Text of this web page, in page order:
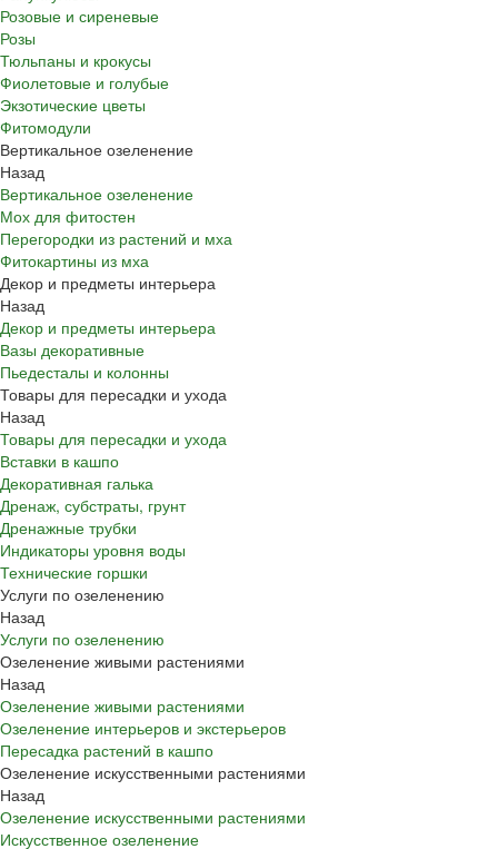
Розовые и сиреневые
Розы
Тюльпаны и крокусы
Фиолетовые и голубые
Экзотические цветы
Фитомодули
Вертикальное озеленение
Назад
Вертикальное озеленение
Мох для фитостен
Перегородки из растений и мха
Фитокартины из мха
Декор и предметы интерьера
Назад
Декор и предметы интерьера
Вазы декоративные
Пьедесталы и колонны
Товары для пересадки и ухода
Назад
Товары для пересадки и ухода
Вставки в кашпо
Декоративная галька
Дренаж, субстраты, грунт
Дренажные трубки
Индикаторы уровня воды
Технические горшки
Услуги по озеленению
Назад
Услуги по озеленению
Озеленение живыми растениями
Назад
Озеленение живыми растениями
Озеленение интерьеров и экстерьеров
Пересадка растений в кашпо
Озеленение искусственными растениями
Назад
Озеленение искусственными растениями
Искусственное озеленение